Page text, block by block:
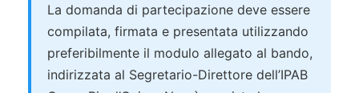
La domanda di partecipazione deve essere
compilata, firmata e presentata utilizzando
preferibilmente il modulo allegato al bando,
indirizzata al Segretario-Direttore dell’IPAB